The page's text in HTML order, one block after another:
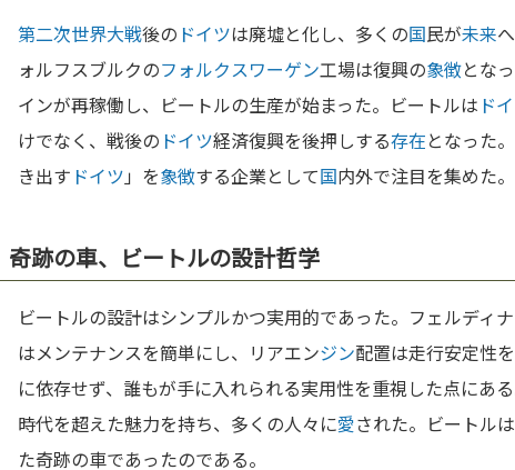
第二次世界大戦後の ドイツは廃墟と化し、多くの国民が未来
ォルフスブルクのフォルクスワーゲン工場は復興の象徴となっ
インが再稼働し、ビートルの生産が始まった。ビートルは ド
けでなく、戦後の ドイツ経済復興を後押しする存在となった
き出す ドイツ 」を象徴する企業として国内外で注目を集めた。
奇跡の車、ビートルの設計哲学
ビートルの設計はシンプルかつ実用的であった。フェルディナ
はメンテナンスを簡単にし、リアエンジン配置は走行安定性
に依存せず、誰もが手に入れられる実用性を重視した点にあ
時代を超えた魅力を持ち、多くの人々に愛された。ビートル
た奇跡の車であったのである。